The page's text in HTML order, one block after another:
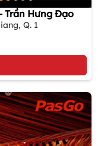
Trần Hưng Đạo
Q. 1